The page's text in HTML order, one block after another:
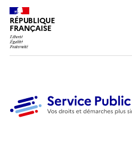
RÉPUBLIQUE
FRANÇAISE